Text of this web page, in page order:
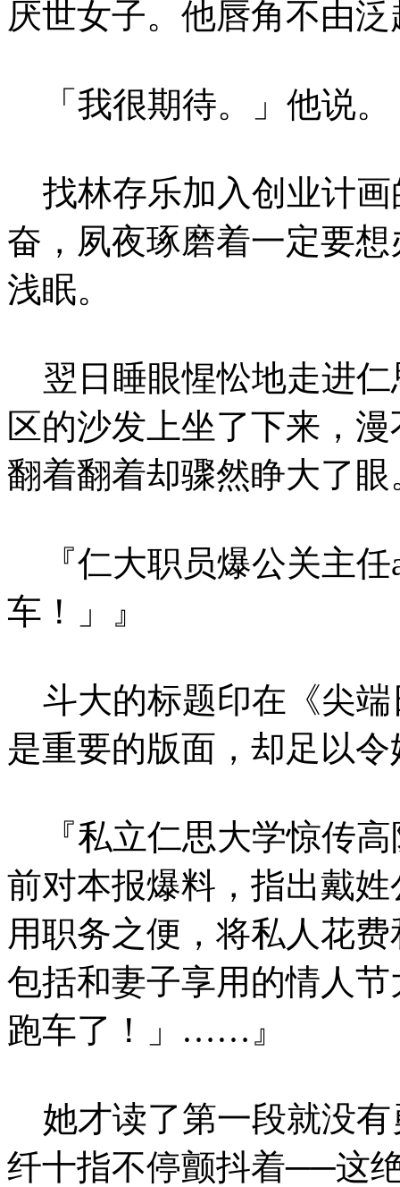
厌世女子。他唇角不由
「我很期待。」他说。
找林存乐加入创业计画
奋，夙夜琢磨着一定要
浅眠。
翌日睡眼惺忪地走进仁
区的沙发上坐了下来，
翻着翻着却骤然睁大了眼
『仁大职员爆公关主任
车！」』
斗大的标题印在《尖端
是重要的版面，却足以
『私立仁思大学惊传高
前对本报爆料，指出戴
用职务之便，将私人花
包括和妻子享用的情人
跑车了！」……』
她才读了第一段就没有
纤十指不停颤抖着──这